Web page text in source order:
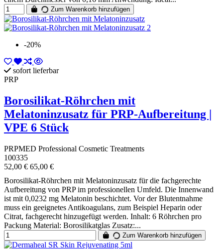
Zum Warenkorb hinzufügen
-20%
sofort lieferbar
PRP
Borosilikat-Röhrchen mit
Melatoninzusatz für PRP-Aufbereitung |
VPE 6 Stück
PRPMED Professional Cosmetic Treatments
100335
52,00 € 65,00 €
Borosilikat-Röhrchen mit Melatoninzusatz für die fachgerechte
Aufbereitung von PRP im professionellen Umfeld. Die Innenwand
ist mit 0,0232 mg Melatonin beschichtet. Vor der Blutentnahme
muss ein geeignetes Antikoagulans, zum Beispiel Heparin oder
Citrat, fachgerecht hinzugefügt werden. Inhalt: 6 Röhrchen pro
Packung Material: Borosilikatglas Zusatz:...
Zum Warenkorb hinzufügen